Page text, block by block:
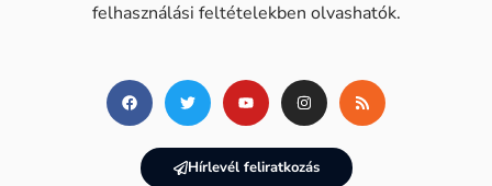
felhasználási feltételekben olvashatók.
Hírlevél feliratkozás